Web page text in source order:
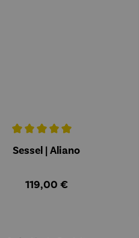
Bewertung von 5
Sessel | Aliano
Regulärer Preis:
119,00 €